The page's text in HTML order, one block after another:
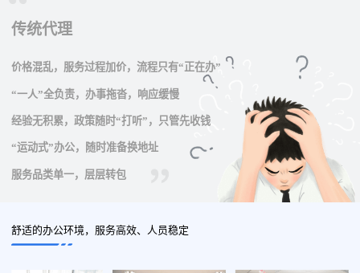
传统代理
价格混乱，服务过程加价，流程只有“正在办”
“一人”全负责，办事拖沓，响应缓慢
经验无积累，政策随时“打听”，只管先收钱
“运动式”办公，随时准备换地址
服务品类单一，层层转包
舒适的办公环境，服务高效、人员稳定